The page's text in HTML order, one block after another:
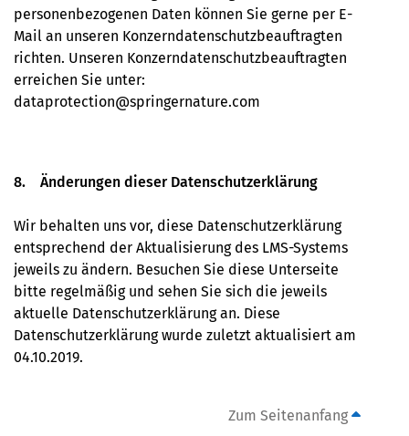
personenbezogenen Daten können Sie gerne per E-
Mail an unseren Konzerndatenschutzbeauftragten
richten. Unseren Konzerndatenschutzbeauftragten
erreichen Sie unter:
dataprotection@springernature.com
8. Änderungen dieser Datenschutzerklärung
Wir behalten uns vor, diese Datenschutzerklärung
entsprechend der Aktualisierung des LMS-Systems
jeweils zu ändern. Besuchen Sie diese Unterseite
bitte regelmäßig und sehen Sie sich die jeweils
aktuelle Datenschutzerklärung an. Diese
Datenschutzerklärung wurde zuletzt aktualisiert am
04.10.2019.
Zum Seitenanfang